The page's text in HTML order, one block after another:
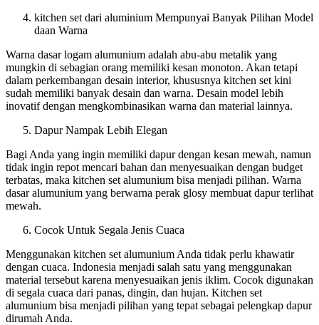
kitchen set dari aluminium Mempunyai Banyak Pilihan Model
daan Warna
Warna dasar logam alumunium adalah abu-abu metalik yang
mungkin di sebagian orang memiliki kesan monoton. Akan tetapi
dalam perkembangan desain interior, khususnya kitchen set kini
sudah memiliki banyak desain dan warna. Desain model lebih
inovatif dengan mengkombinasikan warna dan material lainnya.
Dapur Nampak Lebih Elegan
Bagi Anda yang ingin memiliki dapur dengan kesan mewah, namun
tidak ingin repot mencari bahan dan menyesuaikan dengan budget
terbatas, maka kitchen set alumunium bisa menjadi pilihan. Warna
dasar alumunium yang berwarna perak glosy membuat dapur terlihat
mewah.
Cocok Untuk Segala Jenis Cuaca
Menggunakan kitchen set alumunium Anda tidak perlu khawatir
dengan cuaca. Indonesia menjadi salah satu yang menggunakan
material tersebut karena menyesuaikan jenis iklim. Cocok digunakan
di segala cuaca dari panas, dingin, dan hujan. Kitchen set
alumunium bisa menjadi pilihan yang tepat sebagai pelengkap dapur
dirumah Anda.